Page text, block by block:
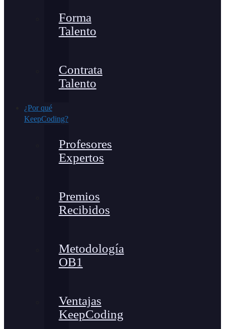
Forma
Talento
Contrata
Talento
¿Por qué
KeepCoding?
Profesores
Expertos
Premios
Recibidos
Metodología
OB1
Ventajas
KeepCoding